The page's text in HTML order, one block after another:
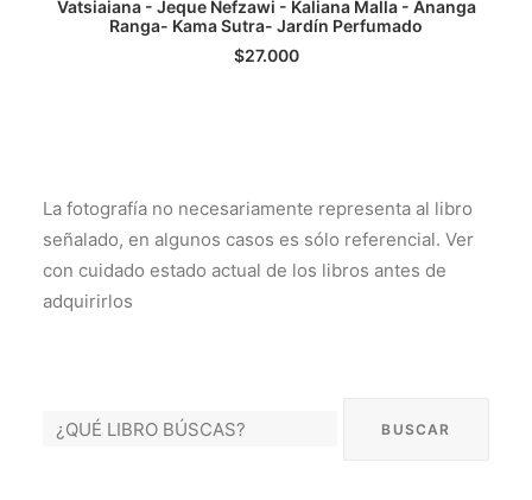
LEER MÁS
Vatsiaiana - Jeque Nefzawi - Kaliana Malla - Ananga
Ranga- Kama Sutra- Jardín Perfumado
$27.000
La fotografía no necesariamente representa al libro
señalado, en algunos casos es sólo referencial. Ver
con cuidado estado actual de los libros antes de
adquirirlos